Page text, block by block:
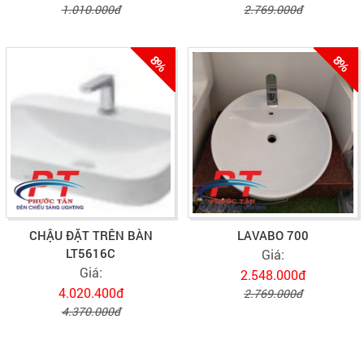
1.010.000đ 2.769.000đ
8%
CHẬU ĐẶT TRÊN BÀN
LT5616C
Giá:
4.020.400đ
4.370.000đ
8%
LAVABO 700
Giá:
2.548.000đ
2.769.000đ